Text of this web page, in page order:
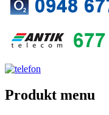
Produkt menu